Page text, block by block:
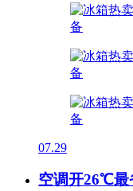
07.29
空调开26℃最